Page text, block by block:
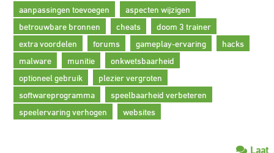
aanpassingen toevoegen
aspecten wijzigen
betrouwbare bronnen
cheats
doom 3 trainer
extra voordelen
forums gameplay-ervaring
hacks
malware
munitie
onkwetsbaarheid
optioneel gebruik
plezier vergroten
softwareprogramma
speelbaarheid verbeteren
speelervaring verhogen
websites
Laat